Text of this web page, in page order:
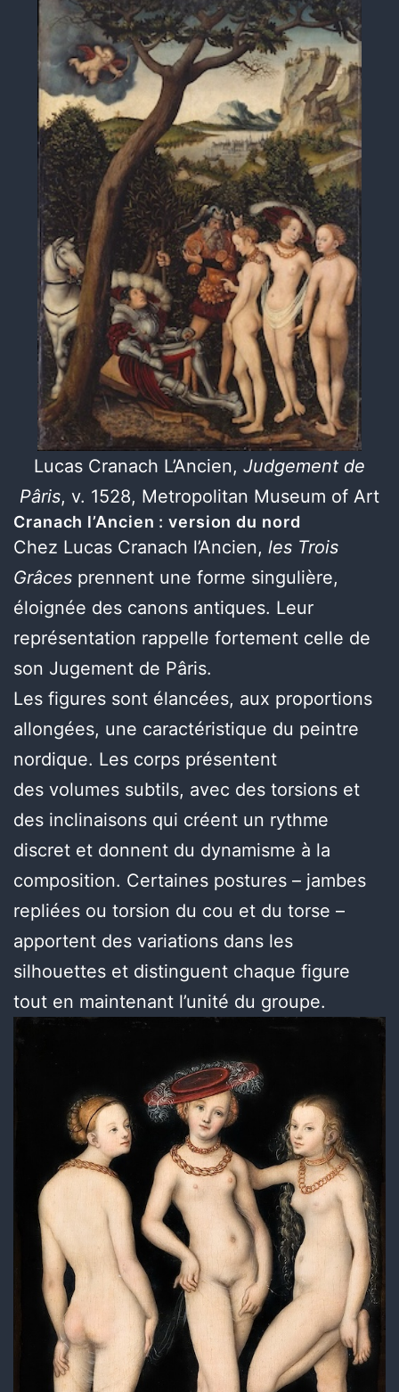
Lucas Cranach L’Ancien, Judgement de
Pâris, v. 1528, Metropolitan Museum of Art
Cranach l’Ancien : version du nord
Chez Lucas Cranach l’Ancien, les Trois
Grâces prennent une forme singulière,
éloignée des canons antiques. Leur
représentation rappelle fortement celle de
son Jugement de Pâris.
Les figures sont élancées, aux proportions
allongées, une caractéristique du peintre
nordique. Les corps présentent
des volumes subtils, avec des torsions et
des inclinaisons qui créent un rythme
discret et donnent du dynamisme à la
composition. Certaines postures – jambes
repliées ou torsion du cou et du torse –
apportent des variations dans les
silhouettes et distinguent chaque figure
tout en maintenant l’unité du groupe.